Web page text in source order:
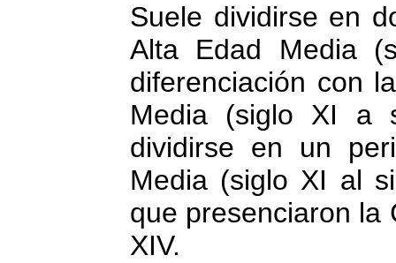
Suele dividirse en
Alta Edad Media
diferenciación con
Media (siglo XI a
dividirse en un
Media (siglo XI al
que presenciaron la
XIV.